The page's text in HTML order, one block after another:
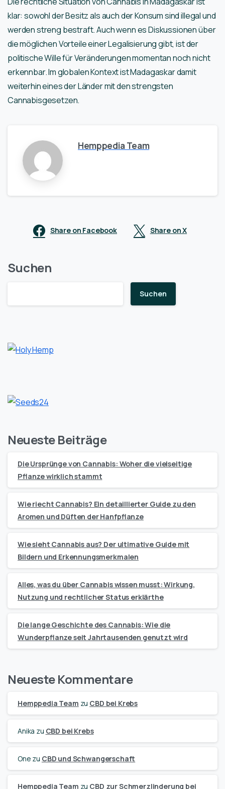
klar: sowohl der Besitz als auch der Konsum sind illegal und
werden streng bestraft. Auch wenn es Diskussionen über
die möglichen Vorteile einer Legalisierung gibt, ist der
politische Wille für Veränderungen momentan noch nicht
erkennbar. Im globalen Kontext ist Madagaskar damit
weiterhin eines der Länder mit den strengsten
Cannabisgesetzen.
Hemppedia Team
Share on Facebook Share on X
Suchen
Suchen
Neueste Beiträge
Die Ursprünge von Cannabis: Woher die vielseitige
Pflanze wirklich stammt
Wie riecht Cannabis? Ein detaillierter Guide zu den
Aromen und Düften der Hanfpflanze
Wie sieht Cannabis aus? Der ultimative Guide mit
Bildern und Erkennungsmerkmalen
Alles, was du über Cannabis wissen musst: Wirkung,
Nutzung und rechtlicher Status erklärthe
Die lange Geschichte des Cannabis: Wie die
Wunderpflanze seit Jahrtausenden genutzt wird
Neueste Kommentare
Hemppedia Team zu CBD bei Krebs
Anika zu CBD bei Krebs
One zu CBD und Schwangerschaft
Hemppedia Team zu CBD zur Schmerzlinderung bei